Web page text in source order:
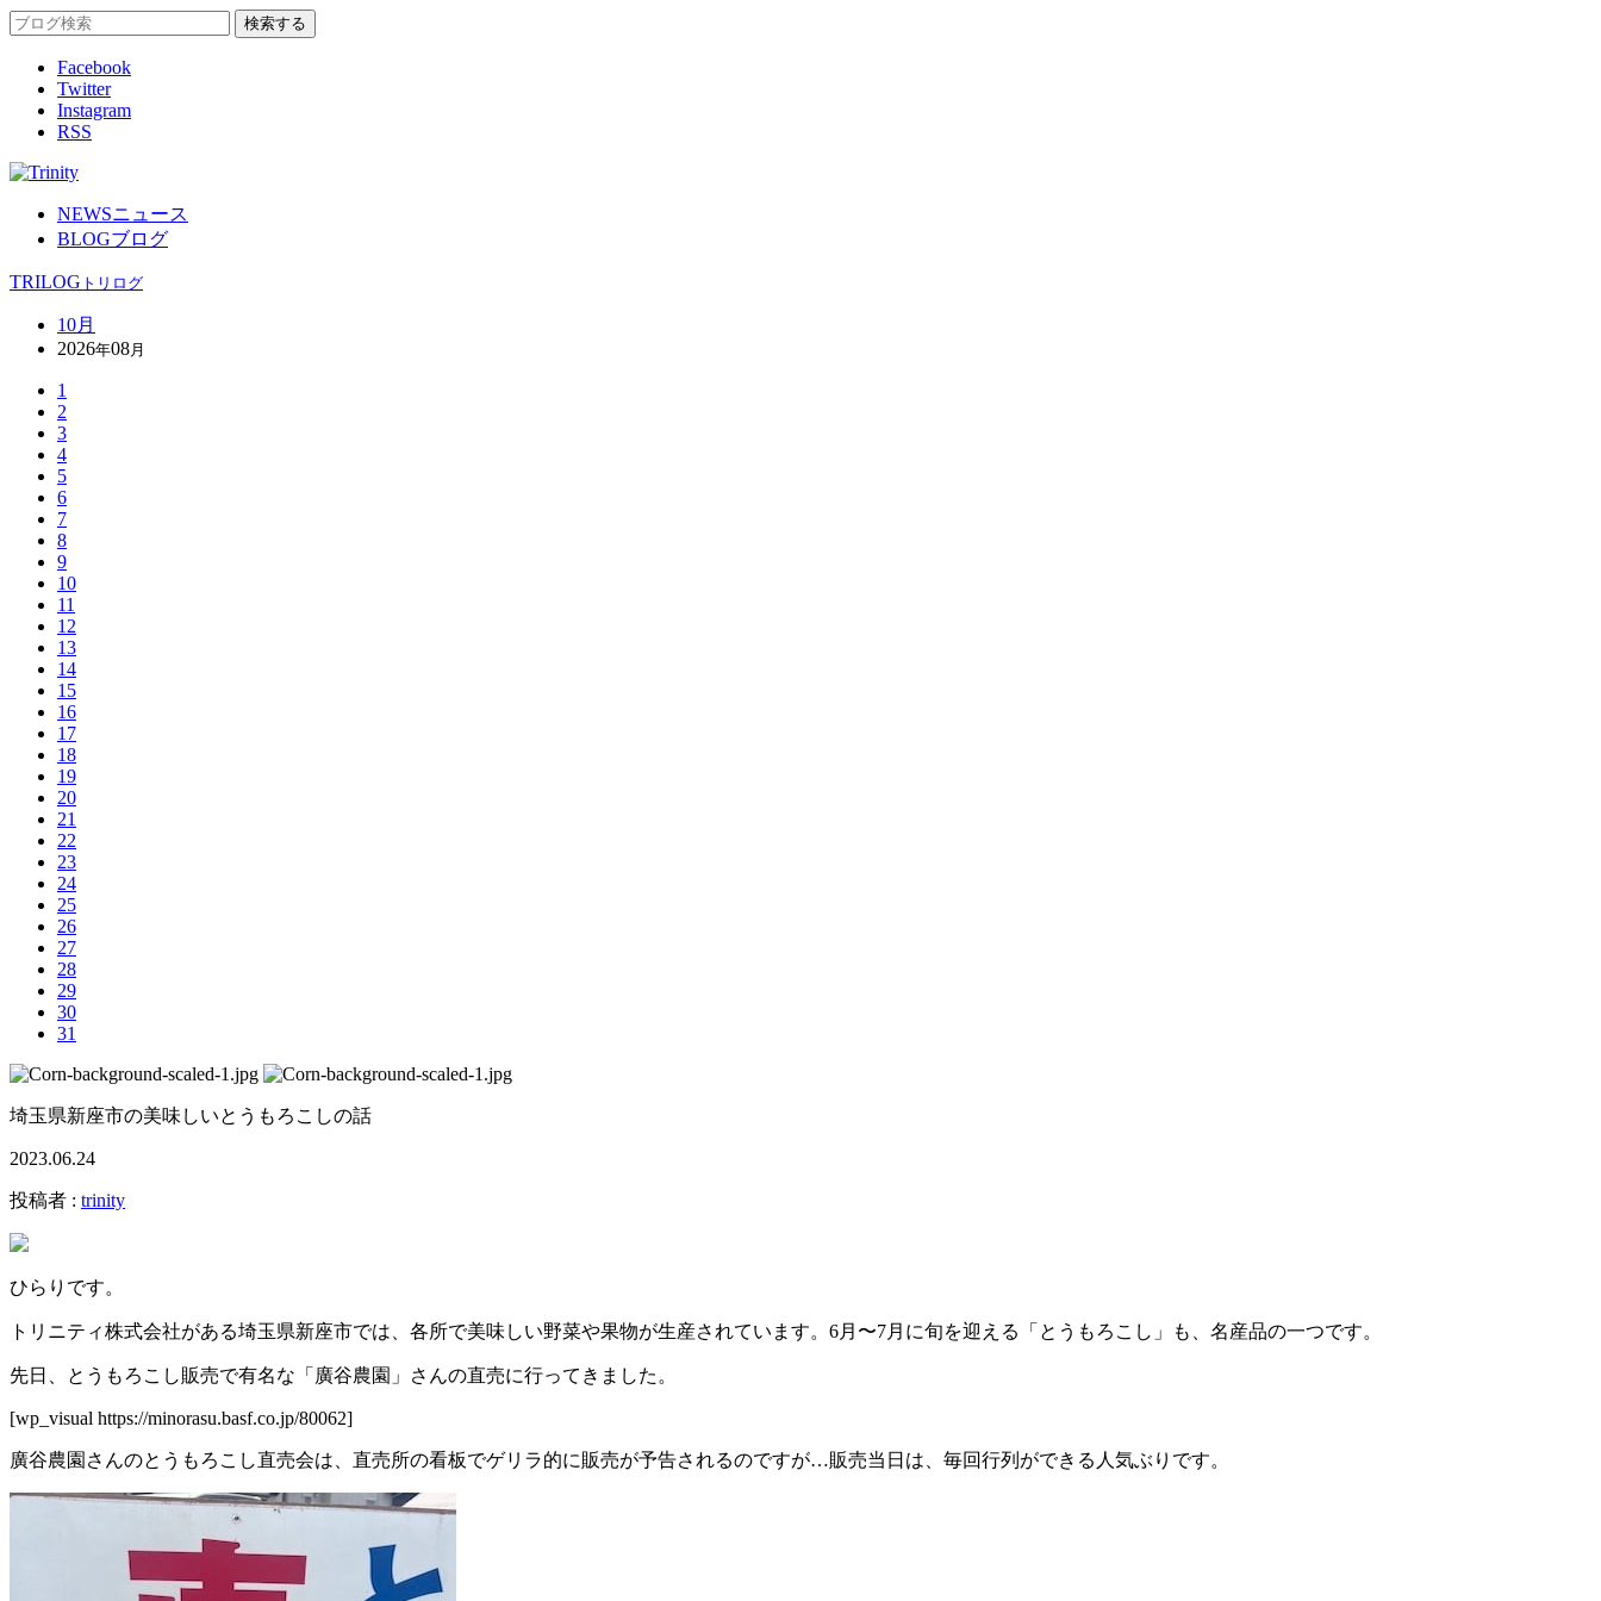
Facebook
Twitter
Instagram
RSS
NEWSニュース
BLOGブログ
TRILOG トリログ
10月
2026年08月
1
2
3
4
5
6
7
8
9
10
11
12
13
14
15
16
17
18
19
20
21
22
23
24
25
26
27
28
29
30
31
埼玉県新座市の美味しいとうもろこしの話
2023.06.24
投稿者 : trinity
ひらりです。
トリニティ株式会社がある埼玉県新座市では、各所で美味しい野菜や果物が生産されています。6月〜7月に旬を迎える「とうもろこし」も、名産品の一つです。
先日、とうもろこし販売で有名な「廣谷農園」さんの直売に行ってきました。
[wp_visual https://minorasu.basf.co.jp/80062]
廣谷農園さんのとうもろこし直売会は、直売所の看板でゲリラ的に販売が予告されるのですが…販売当日は、毎回行列ができる人気ぶりです。